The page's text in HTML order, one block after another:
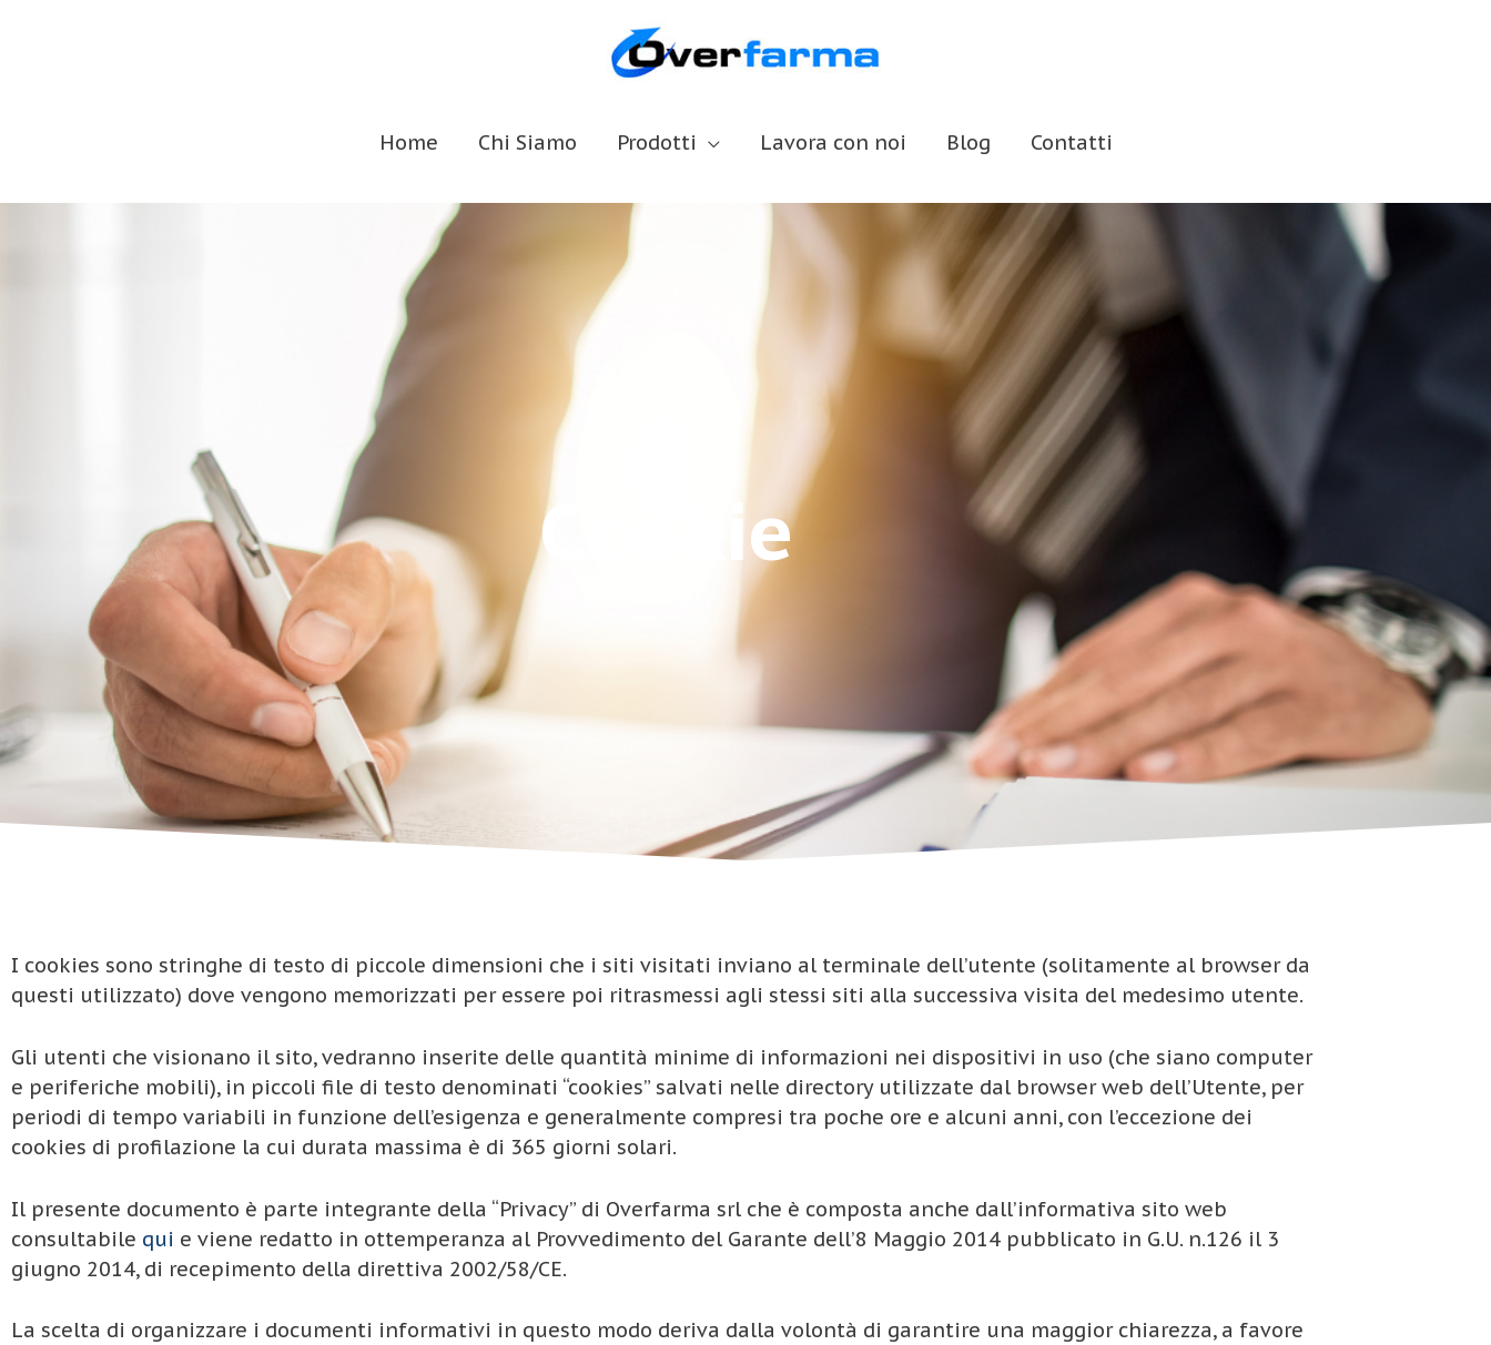
Home Chi Siamo Prodotti Lavora con noi Blog Contatti
Cookie
I cookies sono stringhe di testo di piccole dimensioni che i siti visitati inviano al terminale dell’utente (solitamente al browser da
questi utilizzato) dove vengono memorizzati per essere poi ritrasmessi agli stessi siti alla successiva visita del medesimo utente.
Gli utenti che visionano il sito, vedranno inserite delle quantità minime di informazioni nei dispositivi in uso (che siano computer
e periferiche mobili), in piccoli file di testo denominati “cookies” salvati nelle directory utilizzate dal browser web dell’Utente, per
periodi di tempo variabili in funzione dell’esigenza e generalmente compresi tra poche ore e alcuni anni, con l’eccezione dei
cookies di profilazione la cui durata massima è di 365 giorni solari.
Il presente documento è parte integrante della “Privacy” di Overfarma srl che è composta anche dall’informativa sito web
consultabile qui e viene redatto in ottemperanza al Provvedimento del Garante dell’8 Maggio 2014 pubblicato in G.U. n.126 il 3
giugno 2014, di recepimento della direttiva 2002/58/CE.
La scelta di organizzare i documenti informativi in questo modo deriva dalla volontà di garantire una maggior chiarezza, a favore